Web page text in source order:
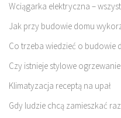
Wciągarka elektryczna –
Jak przy budowie domu
Co trzeba wiedzieć o budowie
Czy istnieje stylowe
Klimatyzacja receptą na upał
Gdy ludzie chcą zamieszkać